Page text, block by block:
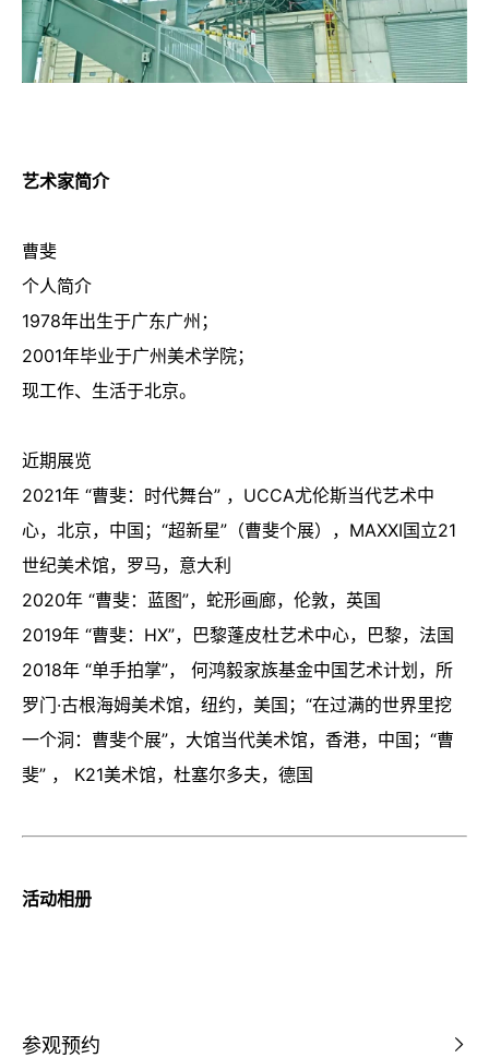
艺术家简介
曹斐
个人简介
1978年出生于广东广州；
2001年毕业于广州美术学院；
现工作、生活于北京。
近期展览
2021年 “曹斐：时代舞台” ，UCCA尤伦斯当代艺术中
心，北京，中国；“超新星”（曹斐个展），MAXXI国立21
世纪美术馆，罗马，意大利
2020年 “曹斐：蓝图”，蛇形画廊，伦敦，英国
2019年 “曹斐：HX”，巴黎蓬皮杜艺术中心，巴黎，法国
2018年 “单手拍掌”， 何鸿毅家族基金中国艺术计划，所
罗门·古根海姆美术馆，纽约，美国；“在过满的世界里挖
一个洞：曹斐个展”，大馆当代美术馆，香港，中国；“曹
斐” ， K21美术馆，杜塞尔多夫，德国
活动相册
参观预约